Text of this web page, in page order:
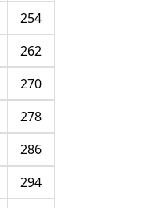
254
262
270
278
286
294